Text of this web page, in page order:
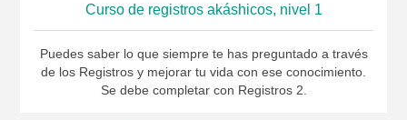
Curso de registros akáshicos, nivel 1
Puedes saber lo que siempre te has preguntado a través
de los Registros y mejorar tu vida con ese conocimiento.
Se debe completar con Registros 2.